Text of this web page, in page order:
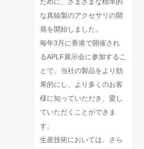
な真鍮製のアクセサリの開
発を開始しました。
毎年3月に香港で開催され
るAPLF展示会に参加するこ
とで、当社の製品をより効
果的にし、より多くのお客
様に知っていただき、愛し
ていただくことができま
す。
生産技術においては、さら